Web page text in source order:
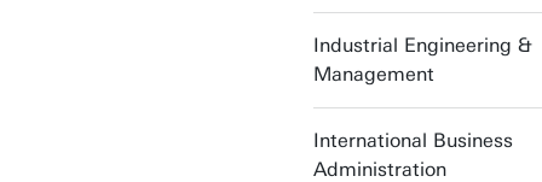
Industrial Engineering &
Management
International Business
Administration